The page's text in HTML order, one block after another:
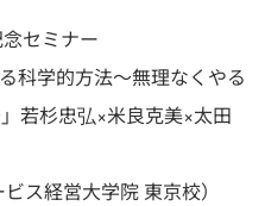
セミナー
科学的方法～無理なくやる
若杉忠弘×米良克美×太田
ス経営大学院 東京校）